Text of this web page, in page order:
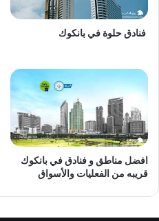
فنادق حلوة في بانكوك
افضل مناطق و فنادق في بانكوك
قريبه من الفعليات والأسواق